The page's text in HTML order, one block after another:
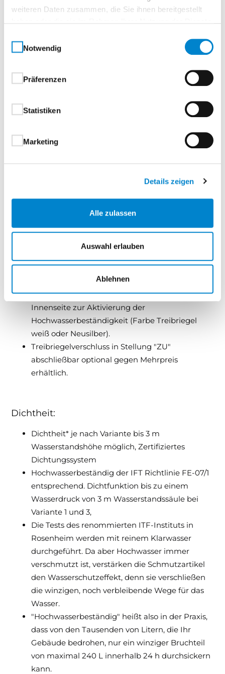
weiteren Daten zusammen, die Sie ihnen bereitgestellt
Notwendig
Präferenzen
Statistiken
Marketing
Details zeigen
Alle zulassen
Auswahl erlauben
Ablehnen
Aus stabilen, verwindungsfreien
Profilstahlrohren nach statischen Erfordernissen.
Türverschalung Außenseite massives, verzinktes
Aluminium.
Oberflächenbeschichtung
innen) lackiert
Treibriegelverschluss nicht abschließbar auf der
Innenseite zur Aktivierung der
Hochwasserbeständigkeit (Farbe Treibriegel
weiß oder Neusilber).
Treibriegelverschluss in Stellung "ZU"
abschließbar optional gegen Mehrpreis
erhältlich.
Dichtheit:
Dichtheit* je nach Variante bis 3 m
Wasserstandshöhe möglich, Zertifiziertes
Dichtungssystem
Hochwasserbeständig der IFT Richtlinie FE-07/1
entsprechend. Dichtfunktion bis zu einem
Wasserdruck von 3 m Wasserstandssäule bei
Variante 1 und 3,
Die Tests des renommierten ITF-Instituts in
Rosenheim werden mit reinem Klarwasser
durchgeführt. Da aber Hochwasser immer
verschmutzt ist, verstärken die Schmutzartikel
den Wasserschutzeffekt, denn sie verschließen
die winzigen, noch verbleibende Wege für das
Wasser.
"Hochwasserbeständig" heißt also in der Praxis,
dass von den Tausenden von Litern, die Ihr
Gebäude bedrohen, nur ein winziger Bruchteil
von maximal 240 L innerhalb 24 h durchsickern
kann.